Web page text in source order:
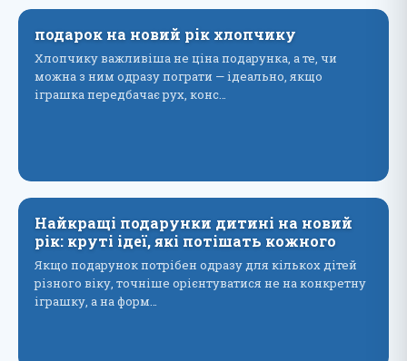
подарок на новий рік хлопчику
Хлопчику важливіша не ціна подарунка, а те, чи
можна з ним одразу пограти — ідеально, якщо
іграшка передбачає рух, конс…
Найкращі подарунки дитині на новий
рік: круті ідеї, які потішать кожного
Якщо подарунок потрібен одразу для кількох дітей
різного віку, точніше орієнтуватися не на конкретну
іграшку, а на форм…